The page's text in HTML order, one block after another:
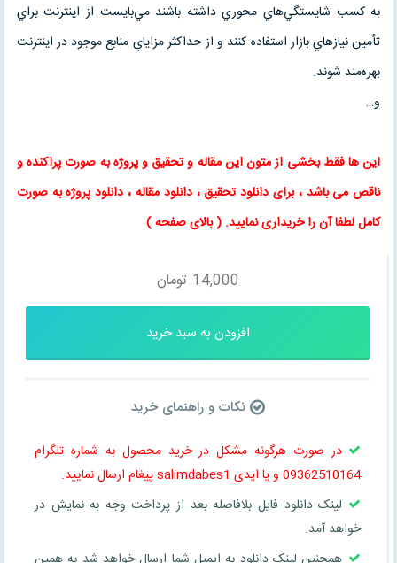
به كسب شايستگي‌هاي محوري داشته باشند مي‌بايست از اينترنت براي
تأمين نيازهاي بازار استفاده كنند و از حداكثر مزاياي منابع موجود در اينترنت
بهره‌مند شوند.
و…
این ها فقط بخشی از متون اینمقاله وتحقیق و پروژه به صورت پراکنده و
ناقص می باشد ، برای دانلود تحقیق ،دانلود مقاله ، دانلود پروژه به صورت
کامل لطفا آن را خریداری نمایید. (بالای صفحه)
14,000 تومان
افزودن به سبد خرید
نکات و راهنمای خرید
در صورت هرگونه مشکل در خرید محصول به شماره تلگرام
09362510164 و یا ایدی salimdabes1 پیغام ارسال نمایید.
لینک دانلود فایل بلافاصله بعد از پرداخت وجه به نمایش در
خواهد آمد.